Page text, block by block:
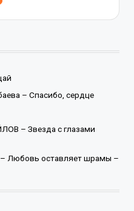
– Спасибо, сердце
– Звезда с глазами
Любовь оставляет шрамы –